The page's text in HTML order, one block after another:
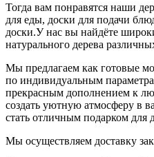
Тогда вам понравятся наши
для еды, доски для подачи
доски.У нас вы найдёте
натурального дерева
Мы предлагаем как готовые
по индивидуальным
прекрасным дополнением к
создать уютную атмосферу в
стать отличным подарком для
Мы осуществляем доставку